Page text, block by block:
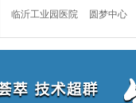
临沂工业园医院 圆梦中心